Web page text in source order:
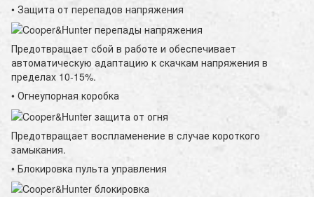
• Защита от перепадов напряжения
Предотвращает сбой в работе и обеспечивает
автоматическую адаптацию к скачкам напряжения в
пределах 10-15%.
• Огнеупорная коробка
Предотвращает воспламенение в случае короткого
замыкания.
• Блокировка пульта управления